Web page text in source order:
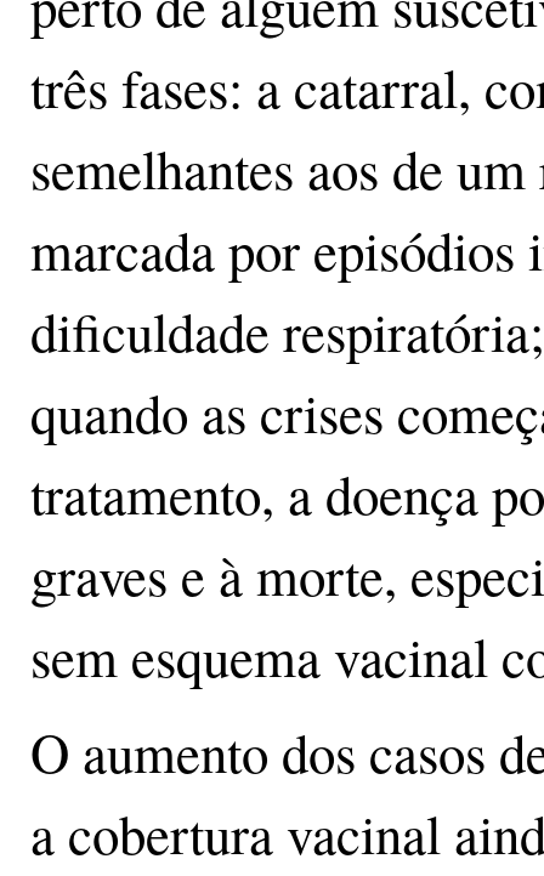
três fases: a catarral,
semelhantes aos de
marcada por episódios
dificuldade
quando as crises
tratamento, a doença
graves e à morte,
sem esquema vacinal
O aumento dos casos
a cobertura vacinal